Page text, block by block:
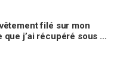
filé sur mon
que j’ai récupéré sous le